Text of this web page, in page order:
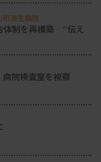
済生病院
体制を再構築 “伝え
院検査室を視察